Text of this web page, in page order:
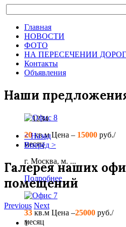
Главная
НОВОСТИ
ФОТО
НА ПЕРЕСЕЧЕНИИ ДОРОГ
Контакты
Объявления
Наши
Офис 8
20 кв.мЦена – 15000 руб./
месяц
г. Москва, м. ...
Подробнее
Офис 7
33 кв.м Цена –25000 руб./
месяц
1234
< Назад
Вперёд >
Галерея наших
помещений
Previous Next
1